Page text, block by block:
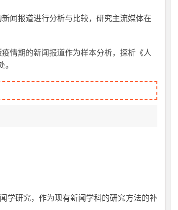
闻报道进行分析与比较，研究主流媒体在
情期的新闻报道作为样本分析，探析《人
。
学研究，作为现有新闻学科的研究方法的补